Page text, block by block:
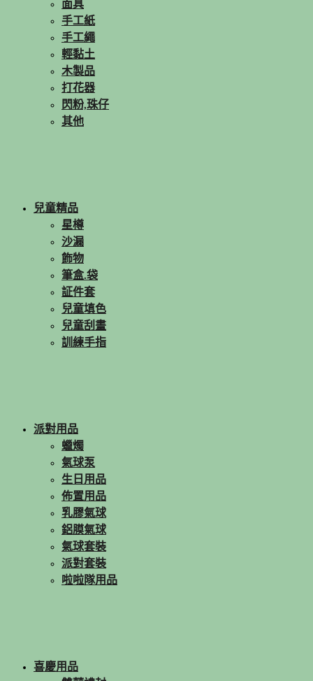
面具
手工紙
手工繩
輕黏土
木製品
打花器
閃粉,珠仔
其他
兒童精品
星樽
沙漏
飾物
筆盒.袋
証件套
兒童填色
兒童刮畫
訓練手指
派對用品
蠟燭
氣球泵
生日用品
佈置用品
乳膠氣球
鋁膜氣球
氣球套裝
派對套裝
啦啦隊用品
喜慶用品